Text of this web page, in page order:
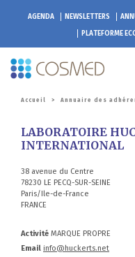
AGENDA NEWSLETTERS
PLATEFORME
Accueil > Annuaire des
LABORATOIRE
INTERNATIONAL
38 avenue du Centre
78230 LE PECQ-SUR-SEINE
Paris/Ile-de-France
FRANCE
Activité MARQUE PROPRE
Email info@huckerts.net